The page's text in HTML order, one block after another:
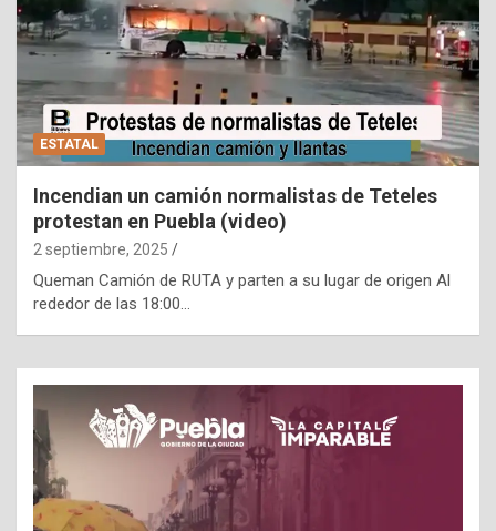
ESTATAL
Incendian un camión normalistas de Teteles
protestan en Puebla (video)
2 septiembre, 2025
Queman Camión de RUTA y parten a su lugar de origen Al
rededor de las 18:00…